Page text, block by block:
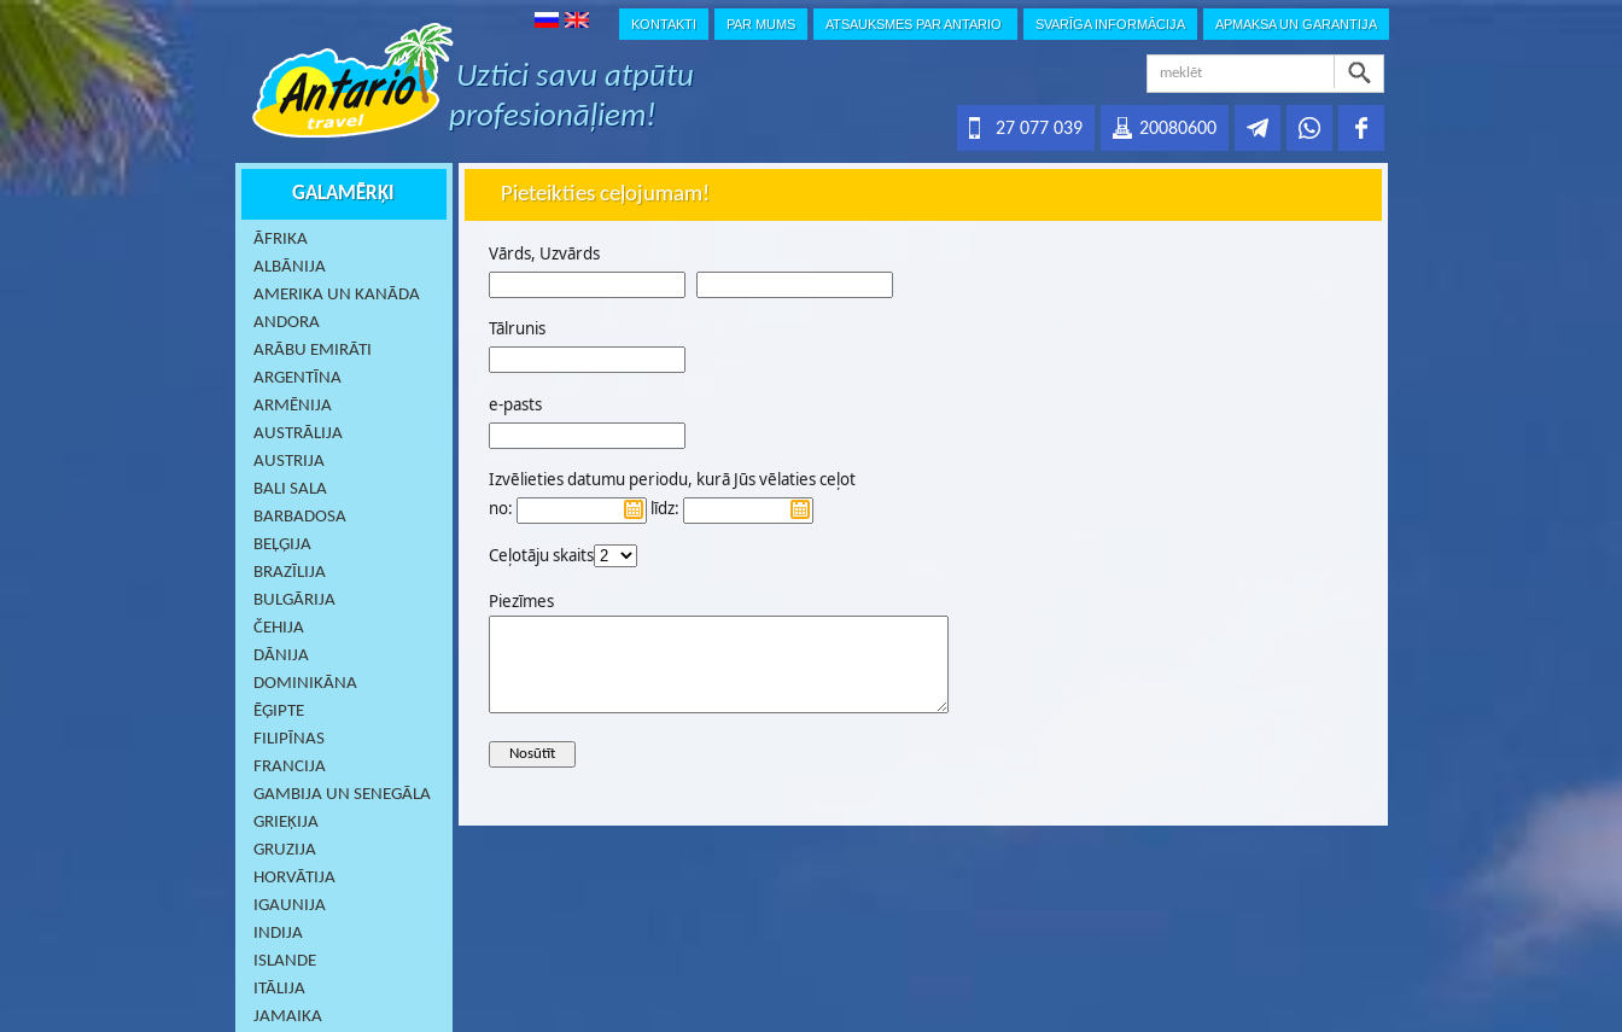
KONTAKTI PAR MUMS ATSAUKSMES PAR ANTARIO SVARĪGA INFORMĀCIJA APMAKSA UN GARANTIJA
Uztici savu atpūtu
profesionāļiem!
20080600
27 077 039
GALAMĒRĶI
ĀFRIKA
ALBĀNIJA
AMERIKA UN KANĀDA
ANDORA
ARĀBU EMIRĀTI
ARGENTĪNA
ARMĒNIJA
AUSTRĀLIJA
AUSTRIJA
BALI SALA
BARBADOSA
BEĻĢIJA
BRAZĪLIJA
BULGĀRIJA
ČEHIJA
DĀNIJA
DOMINIKĀNA
ĒĢIPTE
FILIPĪNAS
FRANCIJA
GAMBIJA UN SENEGĀLA
GRIEĶIJA
GRUZIJA
HORVĀTIJA
IGAUNIJA
INDIJA
ISLANDE
ITĀLIJA
JAMAIKA
Pieteikties ceļojumam!
Vārds, Uzvārds
Tālrunis
e-pasts
Izvēlieties datumu periodu, kurā Jūs vēlaties ceļot
no:
līdz:
Ceļotāju skaits
Piezīmes